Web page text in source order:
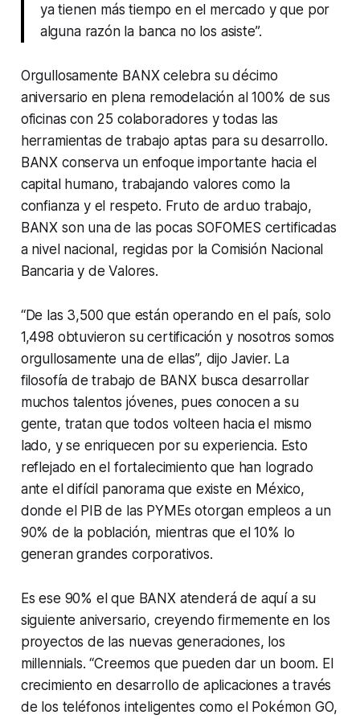
ya tienen más tiempo en el mercado y que por
alguna razón la banca no los asiste”.
Orgullosamente BANX celebra su décimo
aniversario en plena remodelación al 100% de sus
oficinas con 25 colaboradores y todas las
herramientas de trabajo aptas para su desarrollo.
BANX conserva un enfoque importante hacia el
capital humano, trabajando valores como la
confianza y el respeto. Fruto de arduo trabajo,
BANX son una de las pocas SOFOMES certificadas
a nivel nacional, regidas por la Comisión Nacional
Bancaria y de Valores.
“De las 3,500 que están operando en el país, solo
1,498 obtuvieron su certificación y nosotros somos
orgullosamente una de ellas”, dijo Javier. La
filosofía de trabajo de BANX busca desarrollar
muchos talentos jóvenes, pues conocen a su
gente, tratan que todos volteen hacia el mismo
lado, y se enriquecen por su experiencia. Esto
reflejado en el fortalecimiento que han logrado
ante el difícil panorama que existe en México,
donde el PIB de las PYMEs otorgan empleos a un
90% de la población, mientras que el 10% lo
generan grandes corporativos.
Es ese 90% el que BANX atenderá de aquí a su
siguiente aniversario, creyendo firmemente en los
proyectos de las nuevas generaciones, los
millennials. “Creemos que pueden dar un boom. El
crecimiento en desarrollo de aplicaciones a través
de los teléfonos inteligentes como el Pokémon GO,